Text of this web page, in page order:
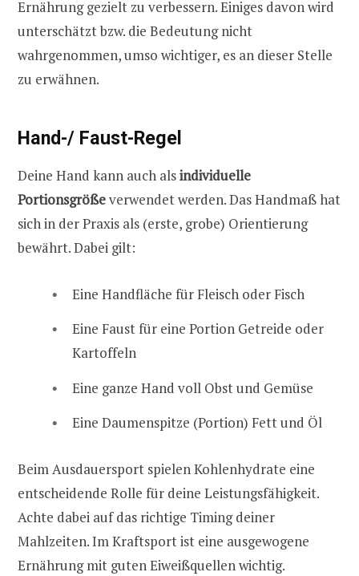
Ernährung gezielt zu verbessern. Einiges davon wird
unterschätzt bzw. die Bedeutung nicht
wahrgenommen, umso wichtiger, es an dieser Stelle
zu erwähnen.
Hand-/ Faust-Regel
Deine Hand kann auch alsindividuelle
Portionsgrößeverwendet werden. Das Handmaß hat
sich in der Praxis als (erste, grobe) Orientierung
bewährt. Dabei gilt:
Eine Handfläche für Fleisch oder Fisch
Eine Faust für eine Portion Getreide oder
Kartoffeln
Eine ganze Hand voll Obst und Gemüse
Eine Daumenspitze (Portion) Fett und Öl
Beim Ausdauersport spielen Kohlenhydrate eine
entscheidende Rolle für deine Leistungsfähigkeit.
Achte dabei auf das richtige Timing deiner
Mahlzeiten. Im Kraftsport ist eine ausgewogene
Ernährung mit guten Eiweißquellen wichtig.